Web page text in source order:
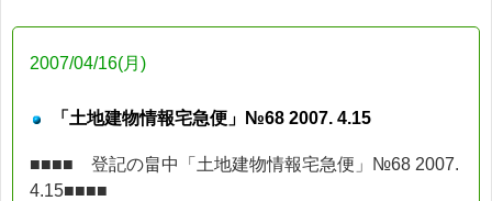
2007/04/16(月)
「土地建物情報宅急便」№68 2007. 4.15
■■■■ 登記の畠中「土地建物情報宅急便」№68 2007.
4.15■■■■